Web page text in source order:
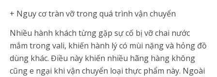
+ Nguy cơ tràn vỡ trong quá trình vận chuyển
Nhiều hành khách từng gặp sự cố bị vỡ chai nước
mắm trong vali, khiến hành lý có mùi nặng và hỏng đồ
dùng khác. Điều này khiến nhiều hãng hàng không
cũng e ngại khi vận chuyển loại thực phẩm này. Ngoài